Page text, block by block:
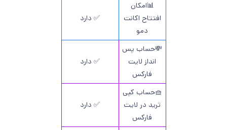
📊امکان
افتتاح اکانت
دمو
✅ دارد
💸حساب پس
انداز لایت
فارکس
✅ دارد
🧺حساب کپی
ترید در لایت
فارکس
✅ دارد